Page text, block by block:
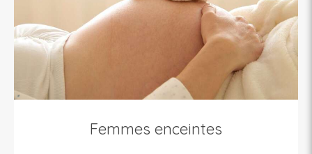
Femmes enceintes